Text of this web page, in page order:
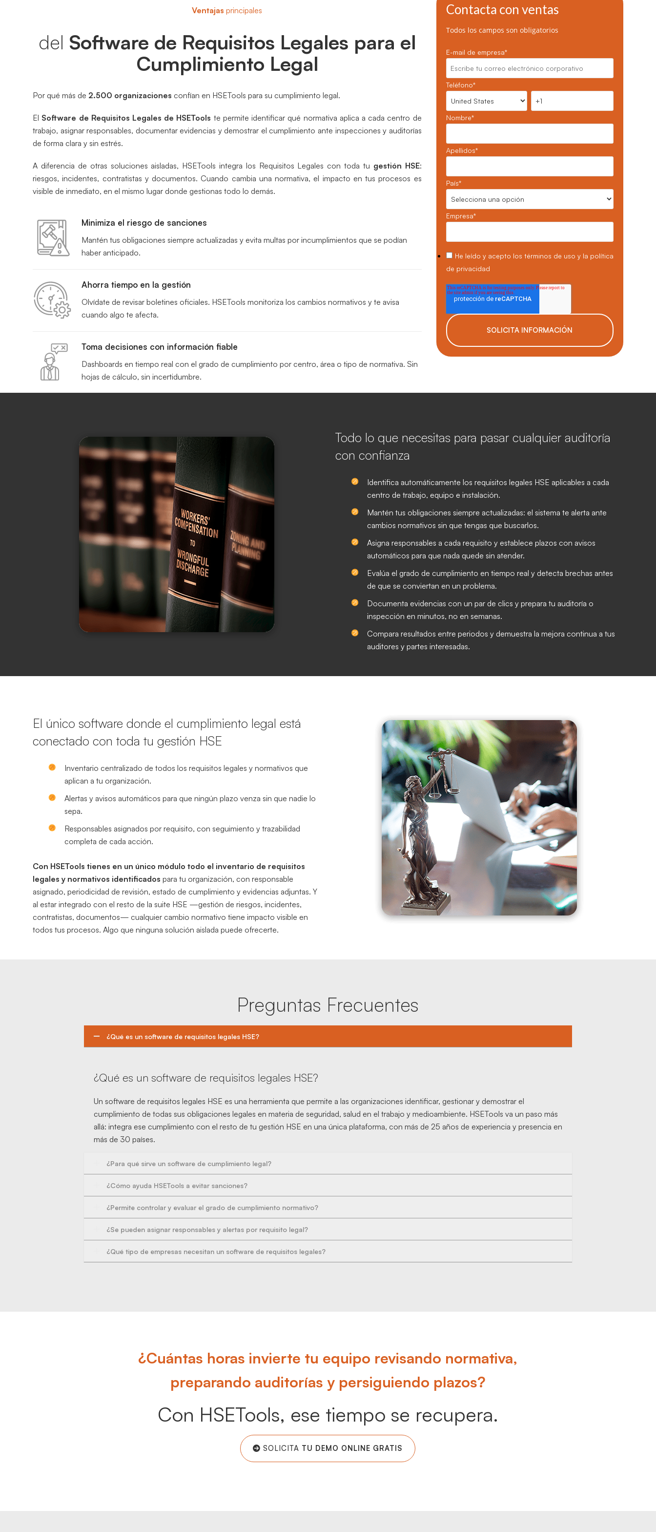
Ventajas principales
del Software de Requisitos Legales para el
Cumplimiento Legal
Por qué más de 2.500 organizaciones confían en HSETools para su cumplimiento legal.
El Software de Requisitos Legales de HSETools te permite identificar qué normativa aplica a cada centro de
trabajo, asignar responsables, documentar evidencias y demostrar el cumplimiento ante inspecciones y auditorías
de forma clara y sin estrés.
A diferencia de otras soluciones aisladas, HSETools integra los Requisitos Legales con toda tu gestión HSE:
riesgos, incidentes, contratistas y documentos. Cuando cambia una normativa, el impacto en tus procesos es
visible de inmediato, en el mismo lugar donde gestionas todo lo demás.
Minimiza el riesgo de sanciones
Mantén tus obligaciones siempre actualizadas y evita multas por incumplimientos que se podían
haber anticipado.
Ahorra tiempo en la gestión
Olvídate de revisar boletines oficiales. HSETools monitoriza los cambios normativos y te avisa
cuando algo te afecta.
Toma decisiones con información fiable
Dashboards en tiempo real con el grado de cumplimiento por centro, área o tipo de normativa. Sin
hojas de cálculo, sin incertidumbre.
Contacta con ventas
Todos los campos son obligatorios
E-mail de empresa*
Teléfono*
Nombre*
Apellidos*
País*
Empresa*
He leído y acepto los términos de uso y la política
de privacidad
Todo lo que necesitas para pasar cualquier auditoría
con confianza
Identifica automáticamente los requisitos legales HSE aplicables a cada
centro de trabajo, equipo e instalación.
Mantén tus obligaciones siempre actualizadas: el sistema te alerta ante
cambios normativos sin que tengas que buscarlos.
Asigna responsables a cada requisito y establece plazos con avisos
automáticos para que nada quede sin atender.
Evalúa el grado de cumplimiento en tiempo real y detecta brechas antes
de que se conviertan en un problema.
Documenta evidencias con un par de clics y prepara tu auditoría o
inspección en minutos, no en semanas.
Compara resultados entre periodos y demuestra la mejora continua a tus
auditores y partes interesadas.
El único software donde el cumplimiento legal está
conectado con toda tu gestión HSE
Inventario centralizado de todos los requisitos legales y normativos que
aplican a tu organización.
Alertas y avisos automáticos para que ningún plazo venza sin que nadie lo
sepa.
Responsables asignados por requisito, con seguimiento y trazabilidad
completa de cada acción.
Con HSETools tienes en un único módulo todo el inventario de requisitos
legales y normativos identificados para tu organización, con responsable
asignado, periodicidad de revisión, estado de cumplimiento y evidencias adjuntas. Y
al estar integrado con el resto de la suite HSE —gestión de riesgos, incidentes,
contratistas, documentos— cualquier cambio normativo tiene impacto visible en
todos tus procesos. Algo que ninguna solución aislada puede ofrecerte.
Preguntas Frecuentes
¿Qué es un software de requisitos legales HSE?
¿Qué es un software de requisitos legales HSE?
Un software de requisitos legales HSE es una herramienta que permite a las organizaciones identificar, gestionar y demostrar el
cumplimiento de todas sus obligaciones legales en materia de seguridad, salud en el trabajo y medioambiente. HSETools va un paso más
allá: integra ese cumplimiento con el resto de tu gestión HSE en una única plataforma, con más de 25 años de experiencia y presencia en
más de 30 países.
¿Para qué sirve un software de cumplimiento legal?
¿Cómo ayuda HSETools a evitar sanciones?
¿Permite controlar y evaluar el grado de cumplimiento normativo?
¿Se pueden asignar responsables y alertas por requisito legal?
¿Qué tipo de empresas necesitan un software de requisitos legales?
¿Cuántas horas invierte tu equipo revisando normativa,
preparando auditorías y persiguiendo plazos?
Con HSETools, ese tiempo se recupera.
SOLICITA TU DEMO ONLINE GRATIS